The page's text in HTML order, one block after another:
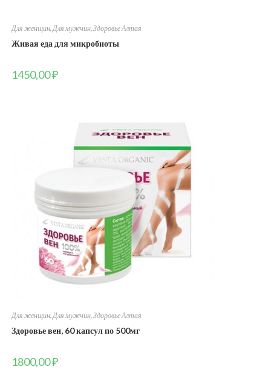
Для женщин,Для мужчин,Здоровье Алтая
Живая еда для микробиоты
1450,00₽
Для женщин, Для мужчин, Здоровье Алтая
Здоровье вен, 60 капсул по 500мг
1800,00₽